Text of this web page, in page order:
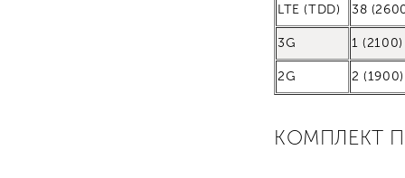
LTE (TDD) 38
3G 1
2G 2
КОМПЛЕКТ